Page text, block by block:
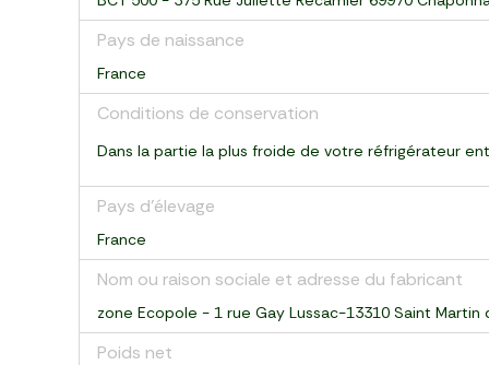
Pays de naissance
France
Conditions de conservation
Dans la partie la plus froide de votre réfrigérateur
Pays d’élevage
France
Nom ou raison sociale et adresse du fabricant
zone Ecopole - 1 rue Gay Lussac-13310 Saint Martin
Poids net